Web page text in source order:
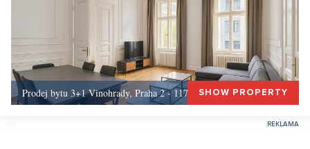
Prodej bytu 3+1 Vinohrady, Praha 2 - 117 m², Praha 2SHOW PROPERTY